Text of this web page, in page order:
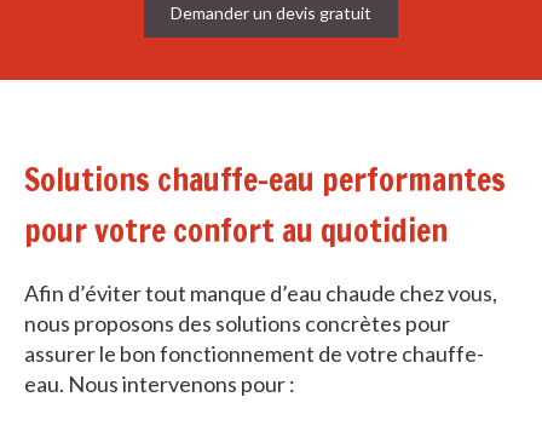
Demander un devis gratuit
Solutions chauffe-eau performantes
pour votre confort au quotidien
Afin d’éviter tout manque d’eau chaude chez vous,
nous proposons des solutions concrètes pour
assurer le bon fonctionnement de votre chauffe-
eau. Nous intervenons pour :